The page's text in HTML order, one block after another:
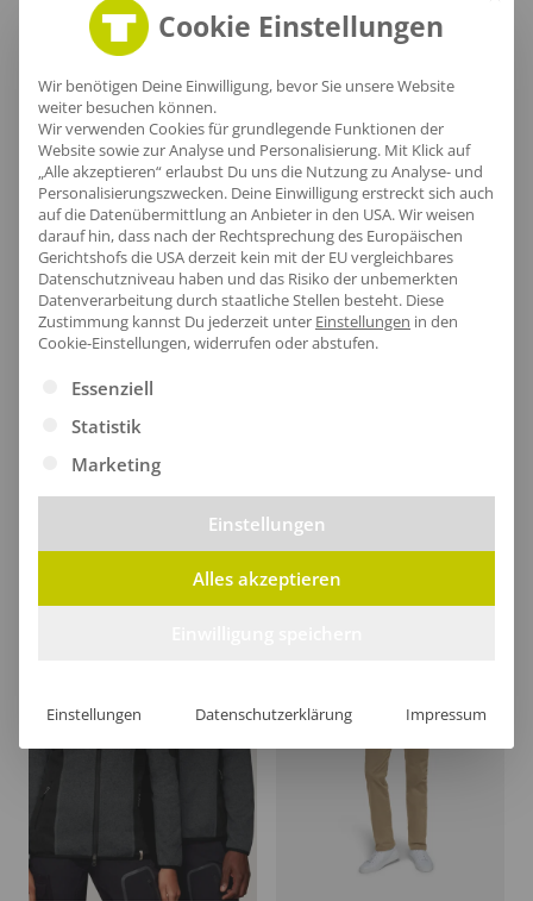
Lieferzeit
[jgm-review-widget]
Kundenprojekte
Kombi Produkte
Cookie Einstellungen
Wir benötigen Deine Einwilligung, bevor Sie unsere Website
weiter besuchen können.
Wir verwenden Cookies für grundlegende Funktionen der
Website sowie zur Analyse und Personalisierung. Mit Klick auf
„Alle akzeptieren“ erlaubst Du uns die Nutzung zu Analyse- und
Personalisierungszwecken. Deine Einwilligung erstreckt sich auch
auf die Datenübermittlung an Anbieter in den USA. Wir weisen
darauf hin, dass nach der Rechtsprechung des Europäischen
Gerichtshofs die USA derzeit kein mit der EU vergleichbares
Datenschutzniveau haben und das Risiko der unbemerkten
Datenverarbeitung durch staatliche Stellen besteht. Diese
Zustimmung kannst Du jederzeit unter Einstellungen in den
Cookie-Einstellungen, widerrufen oder abstufen.
Es folgt eine Liste der Service-Gruppen, für die eine
Essenziell
Statistik
Marketing
Einstellungen
Alles akzeptieren
Einstellungen Datenschutzerklärung Impressum